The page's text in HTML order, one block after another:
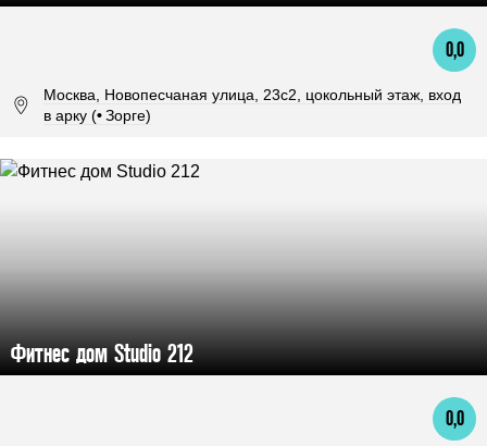
0,0
Москва, Новопесчаная улица, 23с2, цокольный этаж, вход
в арку (•Зорге)
Фитнес дом Studio 212
0,0